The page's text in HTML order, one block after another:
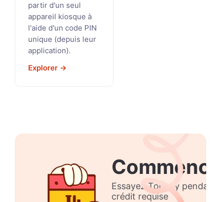
partir d'un seul
appareil kiosque à
l'aide d'un code PIN
unique (depuis leur
application).
Explorer →
Essayez Tommy pendant
crédit requise